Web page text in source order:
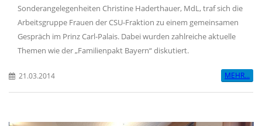
Sonderangelegenheiten Christine Haderthauer, MdL, traf sich die
Arbeitsgruppe Frauen der CSU-Fraktion zu einem gemeinsamen
Gespräch im Prinz Carl-Palais. Dabei wurden zahlreiche aktuelle
Themen wie der „Familienpakt Bayern“ diskutiert.
21.03.2014 MEHR...